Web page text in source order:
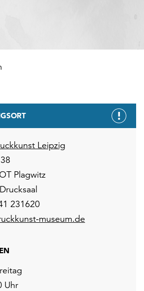
Leipzig
Plagwitz
231620
museum.de
Uhr